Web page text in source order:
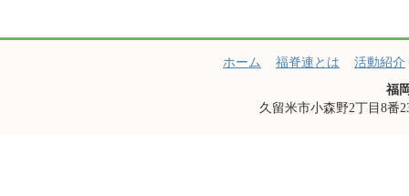
ホーム 福脊連とは
活動紹介
福
久留米市小森野2丁目8番